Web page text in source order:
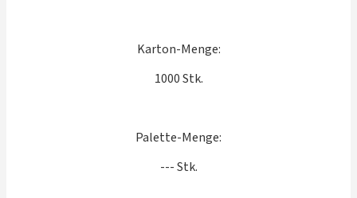
Karton-Menge:
1000 Stk.
Palette-Menge:
--- Stk.